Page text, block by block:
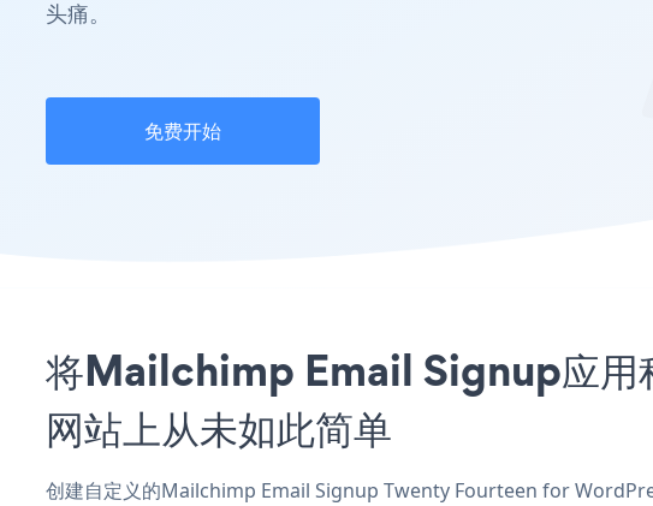
头痛。
免费开始
将Mailchimp Email Signup应
网站上从未如此简单
创建自定义的Mailchimp Email Signup Twenty Fourteen for